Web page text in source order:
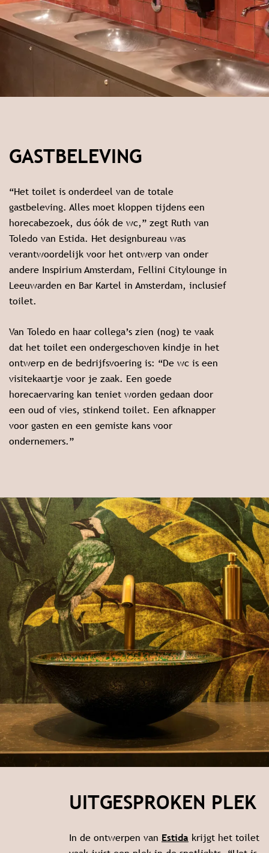
GASTBELEVING
“Het toilet is onderdeel van de totale
gastbeleving. Alles moet kloppen tijdens een
horecabezoek, dus óók de wc,” zegt Ruth van
Toledo van Estida. Het designbureau was
verantwoordelijk voor het ontwerp van onder
andere Inspirium Amsterdam, Fellini Citylounge in
Leeuwarden en Bar Kartel in Amsterdam, inclusief
toilet.
Van Toledo en haar collega’s zien (nog) te vaak
dat het toilet een ondergeschoven kindje in het
ontwerp en de bedrijfsvoering is: “De wc is een
visitekaartje voor je zaak. Een goede
horecaervaring kan teniet worden gedaan door
een oud of vies, stinkend toilet. Een afknapper
voor gasten en een gemiste kans voor
ondernemers.”
UITGESPROKEN PLEK
In de ontwerpen van Estida krijgt het toilet